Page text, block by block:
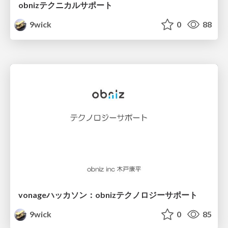
obnizテクニカルサポート
9wick
0 88
vonageハッカソン：obnizテクノロジーサポート
9wick
0 85